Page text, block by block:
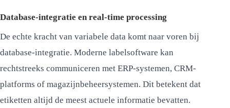
Database-integratie en real-time processing
De echte kracht van variabele data komt naar voren bij
database-integratie. Moderne labelsoftware kan
rechtstreeks communiceren met ERP-systemen, CRM-
platforms of magazijnbeheersystemen. Dit betekent dat
etiketten altijd de meest actuele informatie bevatten.